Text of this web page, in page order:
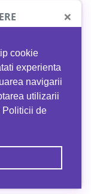
cookie
experienta
navigarii
utilizarii
Politicii de
×
comandă
EATTRACK